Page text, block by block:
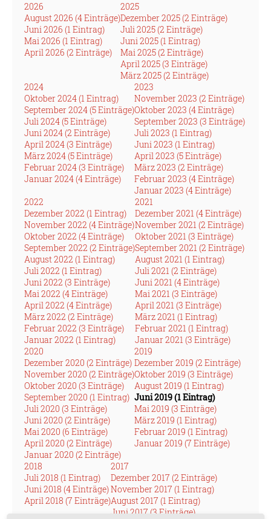
2026
August 2026 (4 Einträge)
Juni 2026 (1 Eintrag)
Mai 2026 (1 Eintrag)
April 2026 (2 Einträge)
2025
Dezember 2025 (2 Einträge)
Juli 2025 (2 Einträge)
Juni 2025 (1 Eintrag)
Mai 2025 (2 Einträge)
April 2025 (3 Einträge)
März 2025 (2 Einträge)
2024
Oktober 2024 (1 Eintrag)
September 2024 (5 Einträge)
Juli 2024 (5 Einträge)
Juni 2024 (2 Einträge)
April 2024 (3 Einträge)
März 2024 (5 Einträge)
Februar 2024 (3 Einträge)
Januar 2024 (4 Einträge)
2023
November 2023 (2 Einträge)
Oktober 2023 (4 Einträge)
September 2023 (3 Einträge)
Juli 2023 (1 Eintrag)
Juni 2023 (1 Eintrag)
April 2023 (5 Einträge)
März 2023 (2 Einträge)
Februar 2023 (4 Einträge)
Januar 2023 (4 Einträge)
2022
Dezember 2022 (1 Eintrag)
November 2022 (4 Einträge)
Oktober 2022 (4 Einträge)
September 2022 (2 Einträge)
August 2022 (1 Eintrag)
Juli 2022 (1 Eintrag)
Juni 2022 (3 Einträge)
Mai 2022 (4 Einträge)
April 2022 (4 Einträge)
März 2022 (2 Einträge)
Februar 2022 (3 Einträge)
Januar 2022 (1 Eintrag)
2021
Dezember 2021 (4 Einträge)
November 2021 (2 Einträge)
Oktober 2021 (3 Einträge)
September 2021 (2 Einträge)
August 2021 (1 Eintrag)
Juli 2021 (2 Einträge)
Juni 2021 (4 Einträge)
Mai 2021 (3 Einträge)
April 2021 (3 Einträge)
März 2021 (1 Eintrag)
Februar 2021 (1 Eintrag)
Januar 2021 (3 Einträge)
2020
Dezember 2020 (2 Einträge)
November 2020 (2 Einträge)
Oktober 2020 (3 Einträge)
September 2020 (1 Eintrag)
Juli 2020 (3 Einträge)
Juni 2020 (2 Einträge)
Mai 2020 (6 Einträge)
April 2020 (2 Einträge)
Januar 2020 (2 Einträge)
2019
Dezember 2019 (2 Einträge)
Oktober 2019 (3 Einträge)
August 2019 (1 Eintrag)
Juni 2019 (1 Eintrag)
Mai 2019 (3 Einträge)
März 2019 (1 Eintrag)
Februar 2019 (1 Eintrag)
Januar 2019 (7 Einträge)
2018
Juli 2018 (1 Eintrag)
Juni 2018 (4 Einträge)
April 2018 (7 Einträge)
2017
Dezember 2017 (2 Einträge)
November 2017 (1 Eintrag)
August 2017 (1 Eintrag)
Juni 2017 (3 Einträge)